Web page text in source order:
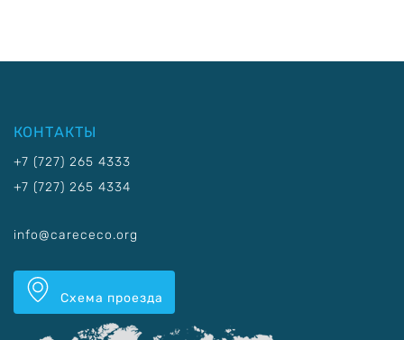
КОНТАКТЫ
+7 (727) 265 4333
+7 (727) 265 4334
info@carececo.org
Схема проезда